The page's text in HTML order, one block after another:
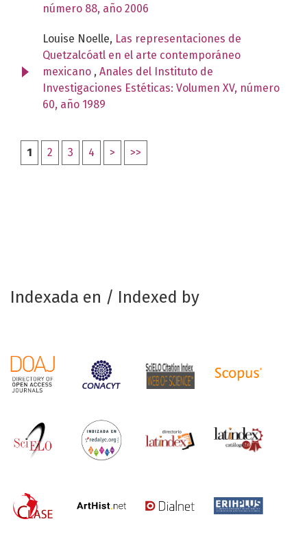
número 88, año 2006
Louise Noelle, Las representaciones de
Quetzalcóatl en el arte contemporáneo
mexicano , Anales del Instituto de
Investigaciones Estéticas: Volumen XV, número
60, año 1989
1 2 3 4 > >>
Indexada en / Indexed by